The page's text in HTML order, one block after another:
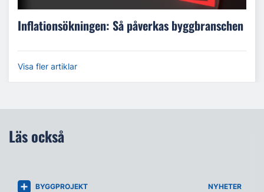
Inflationsökningen: Så påverkas byggbranschen
Visa fler artiklar
Läs också
BYGGPROJEKT NYHETER